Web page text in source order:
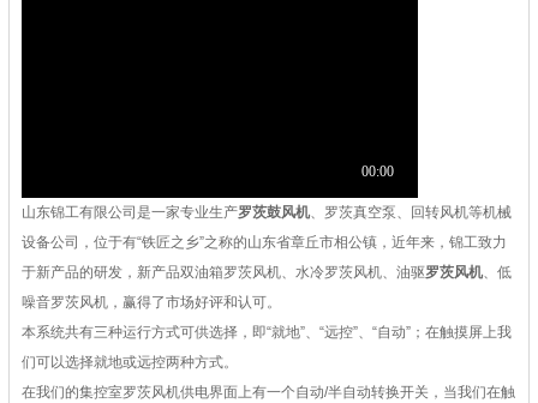
山东锦工有限公司是一家专业生产罗茨鼓风机、罗茨真空泵、回转风机等机械
设备公司，位于有“铁匠之乡”之称的山东省章丘市相公镇，近年来，锦工致力
于新产品的研发，新产品双油箱罗茨风机、水冷罗茨风机、油驱罗茨风机、低
噪音罗茨风机，赢得了市场好评和认可。
本系统共有三种运行方式可供选择，即“就地”、“远控”、“自动”；在触摸屏上我
们可以选择就地或远控两种方式。
在我们的集控室罗茨风机供电界面上有一个自动/半自动转换开关，当我们在触